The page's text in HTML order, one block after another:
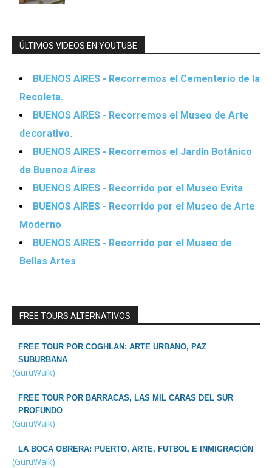
ÚLTIMOS VIDEOS EN YOUTUBE
BUENOS AIRES - Recorremos el Cementerio de la
Recoleta.
BUENOS AIRES - Recorremos el Museo de Arte
decorativo.
BUENOS AIRES - Recorremos el Jardín Botánico
de Buenos Aires
BUENOS AIRES - Recorrido por el Museo Evita
BUENOS AIRES - Recorrido por el Museo de Arte
Moderno
BUENOS AIRES - Recorrido por el Museo de
Bellas Artes
FREE TOURS ALTERNATIVOS
FREE TOUR POR COGHLAN: ARTE URBANO, PAZ
SUBURBANA
(GuruWalk)
FREE TOUR POR BARRACAS, LAS MIL CARAS DEL SUR
PROFUNDO
(GuruWalk)
LA BOCA OBRERA: PUERTO, ARTE, FUTBOL E INMIGRACIÓN
(GuruWalk)